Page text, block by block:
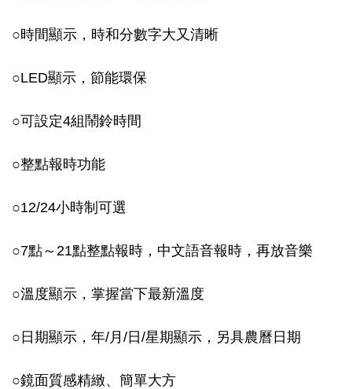
○時間顯示，時和分數字大又清晰
○LED顯示，節能環保
○可設定4組鬧鈴時間
○整點報時功能
○12/24小時制可選
○7點～21點整點報時，中文語音報時，再放音樂
○溫度顯示，掌握當下最新溫度
○ 日期顯示，年/月/日/星期顯示，另具農曆日期
○鏡面質感精緻、簡單大方